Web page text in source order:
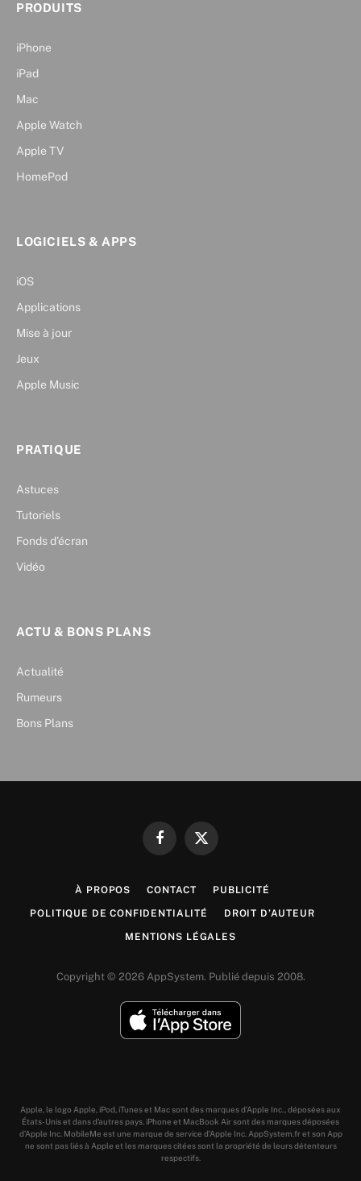
PRODUITS
iPhone
iPad
Mac
Apple Watch
Apple TV
HomePod
LOGICIELS & APPS
iOS
Applications
Mise à jour
Jeux
Apple Music
PRATIQUE
Astuces
Tutoriels
Fonds d’écran
Vidéo
ACTU & BONS PLANS
Actualité
Rumeurs
Bons Plans
FacebookX
À PROPOS CONTACT PUBLICITÉ
POLITIQUE DE CONFIDENTIALITÉ DROIT D’AUTEUR
MENTIONS LÉGALES
Copyright © 2026 AppSystem. Publié depuis 2008.
Apple, le logo Apple, iPod, iTunes et Mac sont des marques d’Apple Inc., déposées aux
États-Unis et dans d’autres pays. iPhone et MacBook Air sont des marques déposées
d’Apple Inc. MobileMe est une marque de service d’Apple Inc. AppSystem.fr et son App
ne sont pas liés à Apple et les marques citées sont la propriété de leurs détenteurs
respectifs.